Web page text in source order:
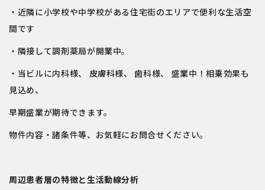
・近隣に小学校や中学校がある住宅街のエリアで便利な生活空
間です
・隣接して調剤薬局が開業中。
・当ビルに内科様、 皮膚科様、 歯科様、 盛業中！相乗効果も
見込め、
早期盛業が期待できます。
物件内容・諸条件等、お気軽にお問合せください。
周辺患者層の特徴と生活動線分析